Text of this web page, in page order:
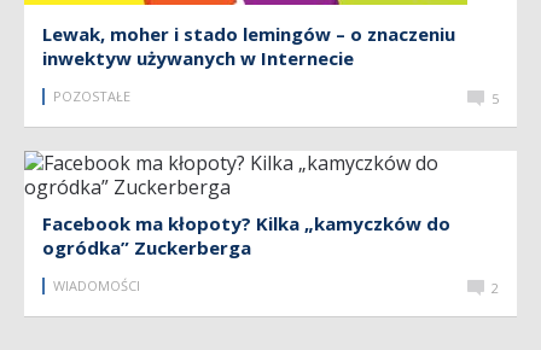
Lewak, moher i stado lemingów – o znaczeniu
inwektyw używanych w Internecie
POZOSTAŁE 5
Facebook ma kłopoty? Kilka „kamyczków do
ogródka” Zuckerberga
WIADOMOŚCI 2